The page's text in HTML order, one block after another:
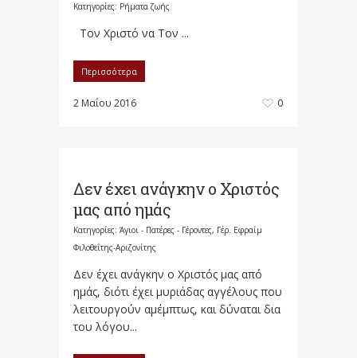
Κατηγορίες: Ρήματα ζωής
Τον Χριστό να Τον ...
Περισσότερα
2 Μαΐου 2016 0
Δεν έχει ανάγκην ο Χριστός
μας από ημάς
Κατηγορίες: Άγιοι - Πατέρες - Γέροντες, Γέρ. Εφραίμ
Φιλοθεΐτης-Αριζονίτης
Δεν έχει ανάγκην ο Χριστός μας από
ημάς, διότι έχει μυριάδας αγγέλους που
λειτουργούν αμέμπτως, και δύναται δια
του λόγου...